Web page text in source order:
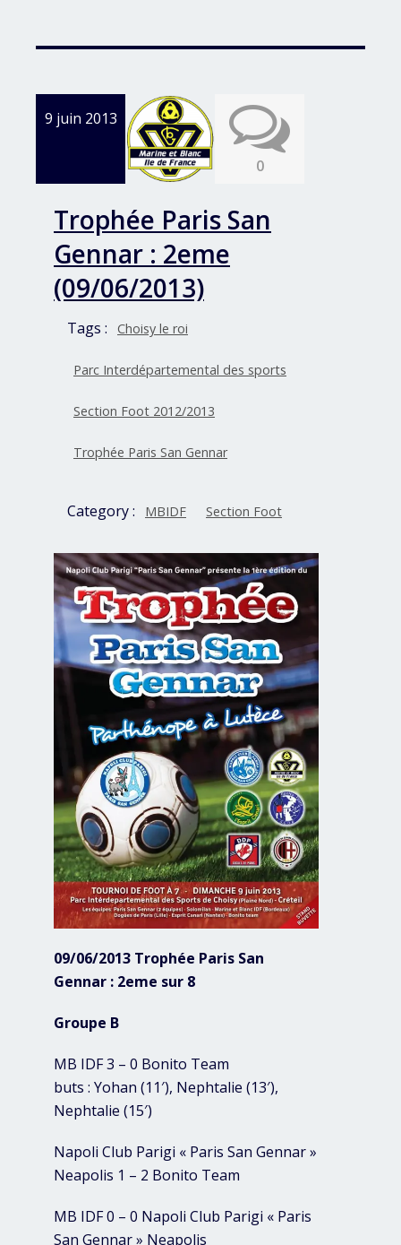
9 juin 2013
0
Trophée Paris San
Gennar : 2eme
(09/06/2013)
Tags : Choisy le roi
Parc Interdépartemental des sports
Section Foot 2012/2013
Trophée Paris San Gennar
Category : MBIDF Section Foot
09/06/2013 Trophée Paris San
Gennar : 2eme sur 8
Groupe B
MB IDF 3 – 0 Bonito Team
buts : Yohan (11′), Nephtalie (13′),
Nephtalie (15′)
Napoli Club Parigi « Paris San Gennar »
Neapolis 1 – 2 Bonito Team
MB IDF 0 – 0 Napoli Club Parigi « Paris
San Gennar » Neapolis